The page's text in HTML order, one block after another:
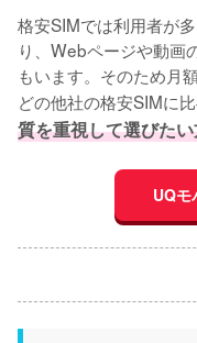
格安SIMでは利用者が
り、Webページや動画
もいます。そのため月
どの他社の格安SIMに比
質を重視して選びた
UQモ